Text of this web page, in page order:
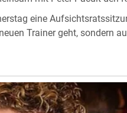
eine
Trainer geht, sondern